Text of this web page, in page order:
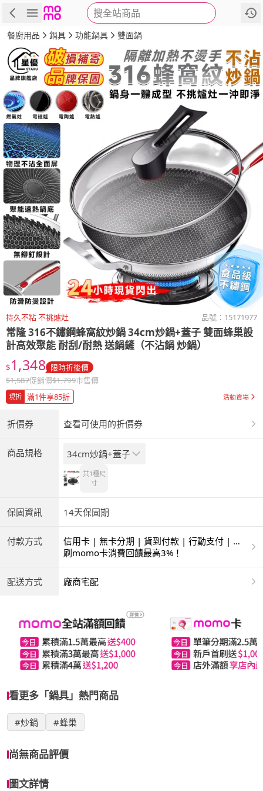
搜全站商品
商品 評價 詳情
餐廚用品 鍋具 功能鍋具 雙面鍋
持久不粘 不挑爐灶 品號： 15171977
常隆 316不鏽鋼蜂窩紋炒鍋 34cm炒鍋+蓋子 雙面蜂巢設
計高效聚能 耐刮/耐熱 送鍋鏟（不沾鍋 炒鍋）
$1,348 限時折後價
$1,587促銷價$1,799市售價
現折 滿1件享85折 活動賣場
折價券 查看可使用的折價券
商品規格 34cm炒鍋+蓋子
共1種尺
寸
保固資訊 14天保固期
付款方式
信用卡 | 無卡分期 | 貨到付款 | 行動支付 | 超
商付款 | ATM | 銀聯卡
刷momo卡消費回饋最高3%！
配送方式 廠商宅配
看更多「鍋具」熱門商品
#炒鍋 #蜂巢
尚無商品評價
圖文詳情